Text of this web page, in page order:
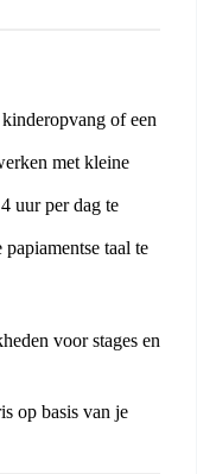
of een
met kleine
uur per dag te
taal te
voor stages en
op basis van je